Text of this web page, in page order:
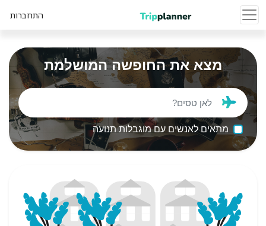
התחברות
מצא את החופשה המושלמת
מתאים לאנשים עם מוגבלות תנועה